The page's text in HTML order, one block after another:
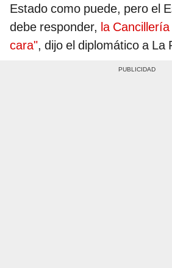
Estado como puede, pero el
debe responder, la
cara", dijo el diplomático a La